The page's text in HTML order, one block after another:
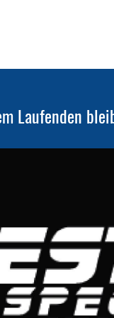
Laufenden